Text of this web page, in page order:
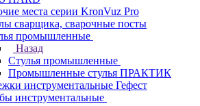
места серии KronVuz Pro
сварщика, сварочные посты
промышленные
Назад
Стулья промышленные
Промышленные стулья ПРАКТИК
инструментальные Гефест
инструментальные